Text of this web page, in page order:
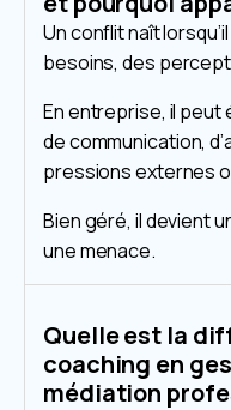
Un conflit naît
besoins, des
En entreprise, il peut
de communication,
pressions externes
Bien géré, il devient
une menace.
Quelle est la
coaching en
médiation